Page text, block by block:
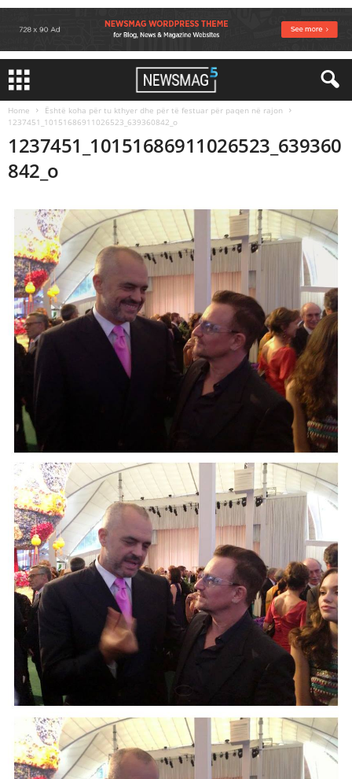
Home
Është koha për tu kthyer dhe për të festuar për paqen në rajon
1237451_10151686911026523_639360842_o
1237451_10151686911026523_639360
842_o